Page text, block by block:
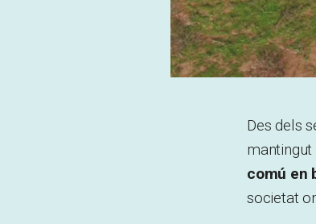
Des dels
mantingut
comú en
societat